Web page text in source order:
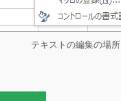
テキストの編集の場所